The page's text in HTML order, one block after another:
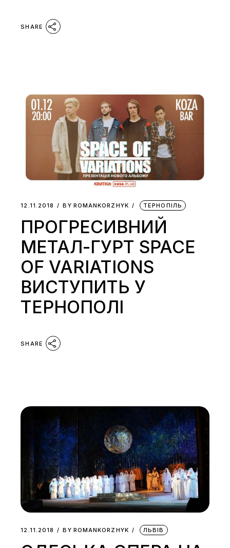
SHARE
12.11.2018 BY ROMANKORZHYK ТЕРНОПІЛЬ
ПРОГРЕСИВНИЙ
МЕТАЛ-ГУРТ SPACE
OF VARIATIONS
ВИСТУПИТЬ У
ТЕРНОПОЛІ
SHARE
12.11.2018 BY ROMANKORZHYK ЛЬВІВ